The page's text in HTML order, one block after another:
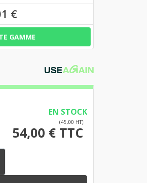
€
GAMME
EN STOCK
(45,00 HT)
54,00 € TTC